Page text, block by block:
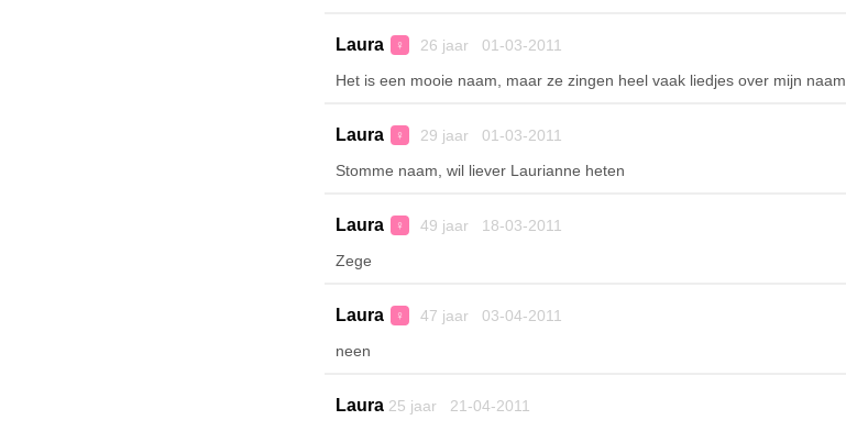
Laura ♀ 26 jaar 01-03-2011
Het is een mooie naam, maar ze zingen heel vaak liedjes over mijn naam.
Laura ♀ 29 jaar 01-03-2011
Stomme naam, wil liever Laurianne heten
Laura ♀ 49 jaar 18-03-2011
Zege
Laura ♀ 47 jaar 03-04-2011
neen
Laura25 jaar 21-04-2011